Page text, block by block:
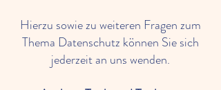
Hierzu sowie zu weiteren Fragen zum
Thema Datenschutz können Sie sich
jederzeit an uns wenden.